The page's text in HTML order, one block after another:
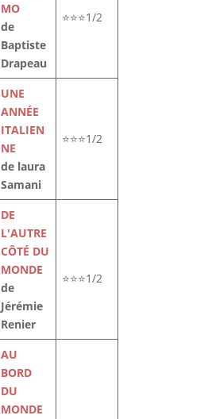
MO
de
Baptiste
Drapeau
⭐⭐⭐1/2
UNE
ANNÉE
ITALIEN
NE
de laura
Samani
⭐⭐⭐1/2
DE
L'AUTRE
CÔTÉ DU
MONDE
de
Jérémie
Renier
⭐⭐⭐1/2
AU
BORD
DU
MONDE